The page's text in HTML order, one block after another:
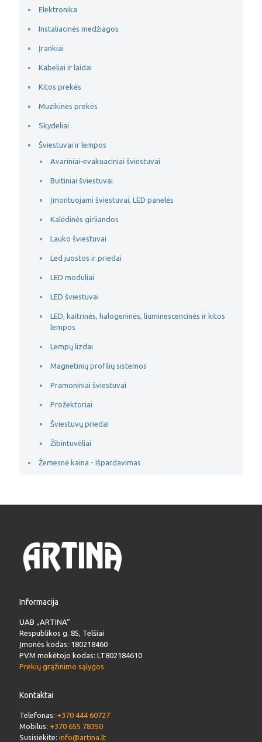
Elektronika
Instaliacinės medžiagos
Įrankiai
Kabeliai ir laidai
Kitos prekės
Muzikinės prekės
Skydeliai
Šviestuvai ir lempos
Avariniai-evakuaciniai šviestuvai
Buitiniai šviestuvai
Įmontuojami šviestuvai, LED panelės
Kalėdinės girliandos
Lauko šviestuvai
Led juostos ir priedai
LED moduliai
LED šviestuvai
LED, kaitrinės, halogeninės, liuminescencinės ir kitos
lempos
Lempų lizdai
Magnetinių profilių sistemos
Pramoniniai šviestuvai
Prožektoriai
Šviestuvų priedai
Žibintuvėliai
Žemesnė kaina - Išpardavimas
Informacija
UAB „ARTINA“
Respublikos g. 85, Telšiai
Įmonės kodas: 180218460
PVM mokėtojo kodas: LT802184610
Prekių grąžinimo sąlygos
Kontaktai
Telefonas: +370 444 60727
Mobilus: +370 655 78350
Susisiekite: info@artina.lt